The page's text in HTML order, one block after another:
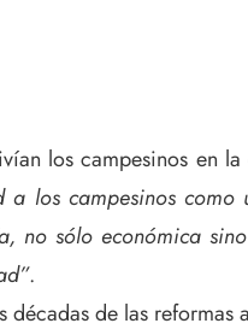
los campesinos en
a los campesinos
no sólo económica
.
de las